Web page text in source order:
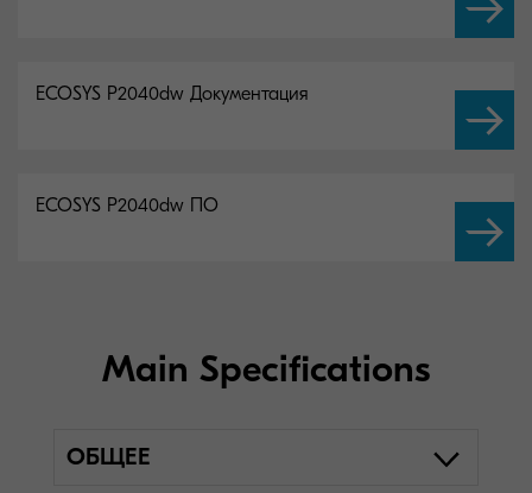
ECOSYS P2040dw Документация
ECOSYS P2040dw ПО
Main Specifications
ОБЩЕЕ